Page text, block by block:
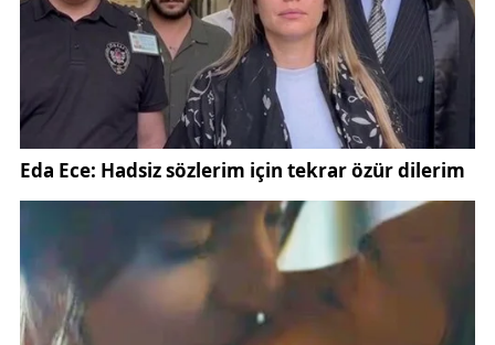
İnşallah Huzurevi kapasitelerimizi artırarak sırada
bekleyen diğer büyüklerimize de devletimizin bu
mükemmel imkânlarından istifade ettireceğiz.
Şimdiden tüm huzurevi sakinlerimizin mübarek
Ramazan Bayramı'nı kutluyorum” dedi.